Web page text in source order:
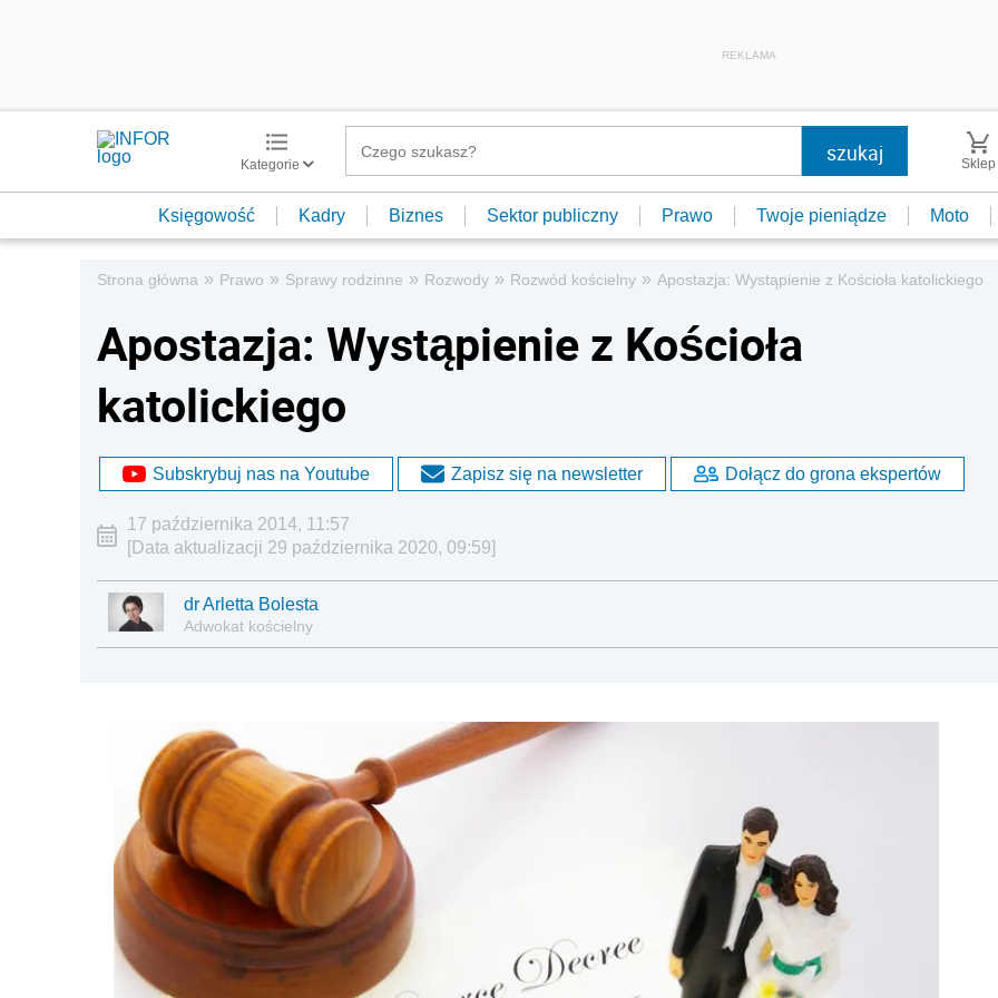
REKLAMA
Kategorie Sklep
Księgowość Kadry Biznes Sektor publiczny Prawo Twoje pieniądze Moto
Strona główna » Prawo » Sprawy rodzinne » Rozwody » Rozwód kościelny » Apostazja: Wystąpienie z Kościoła katolickiego
Apostazja: Wystąpienie z Kościoła
katolickiego
Subskrybuj nas na Youtube Zapisz się na newsletter Dołącz do grona ekspertów
17 października 2014, 11:57
[Data aktualizacji 29 października 2020, 09:59]
dr Arletta Bolesta
Adwokat kościelny